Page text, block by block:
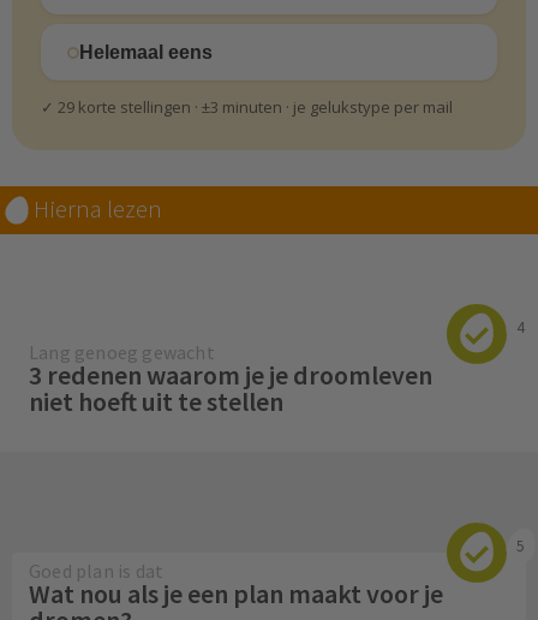
Helemaal eens
✓ 29 korte stellingen · ±3 minuten · je gelukstype per mail
Hierna lezen
4
Lang genoeg gewacht
3 redenen waarom je je droomleven
niet hoeft uit te stellen
5
Goed plan is dat
Wat nou als je een plan maakt voor je